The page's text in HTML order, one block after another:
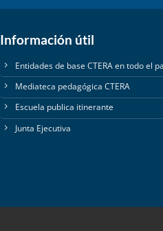
Información útil
Entidades de base CTERA en todo el
Mediateca pedagógica CTERA
Escuela publica itinerante
Junta Ejecutiva